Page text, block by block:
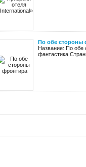
По обе стороны
Название: По обе
фантастика